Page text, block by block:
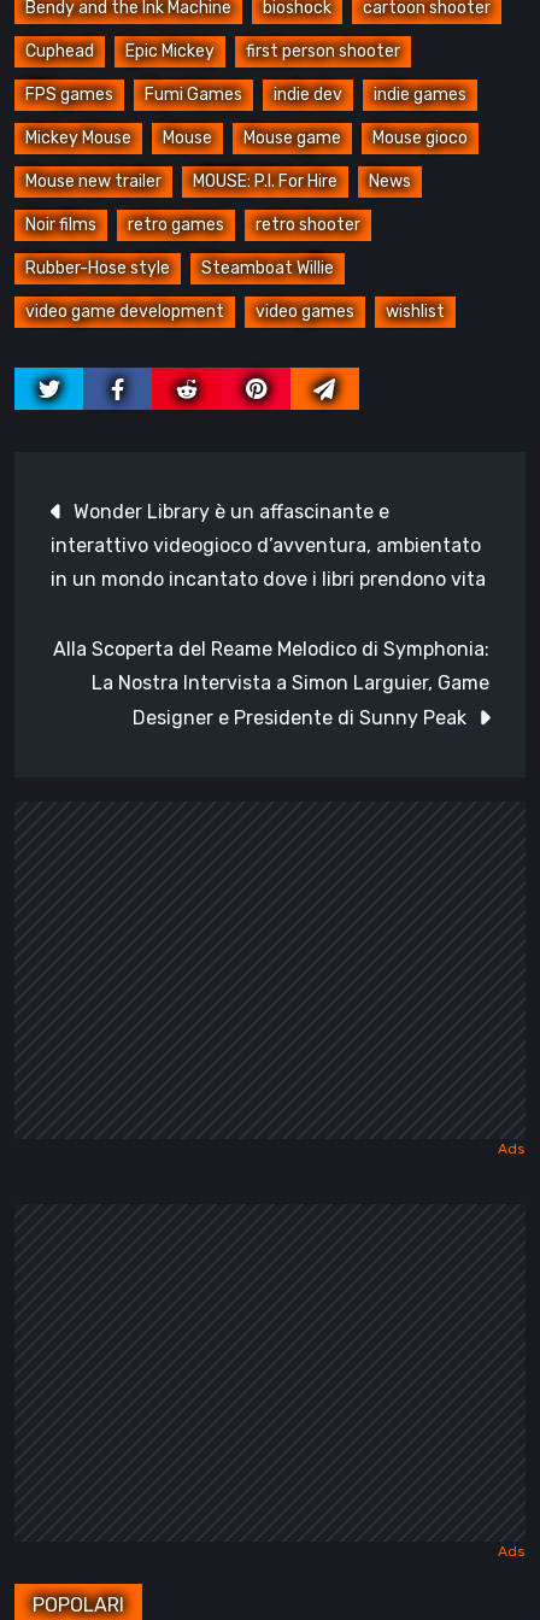
Bendy and the Ink Machine bioshock cartoon shooter
Cuphead Epic Mickey first person shooter
FPS games Fumi Games indie dev indie games
Mickey Mouse Mouse Mouse game Mouse gioco
Mouse new trailer MOUSE: P.I. For Hire News
Noir films retro games retro shooter
Rubber-Hose style Steamboat Willie
video game development video games wishlist
articoli
Wonder Library è un affascinante e
interattivo videogioco d’avventura, ambientato
in un mondo incantato dove i libri prendono vita
Alla Scoperta del Reame Melodico di Symphonia:
La Nostra Intervista a Simon Larguier, Game
Designer e Presidente di Sunny Peak
POPOLARI